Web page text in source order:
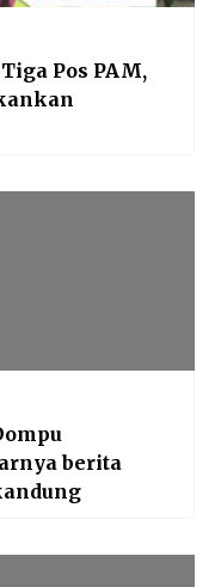
Pos PAM,
berita